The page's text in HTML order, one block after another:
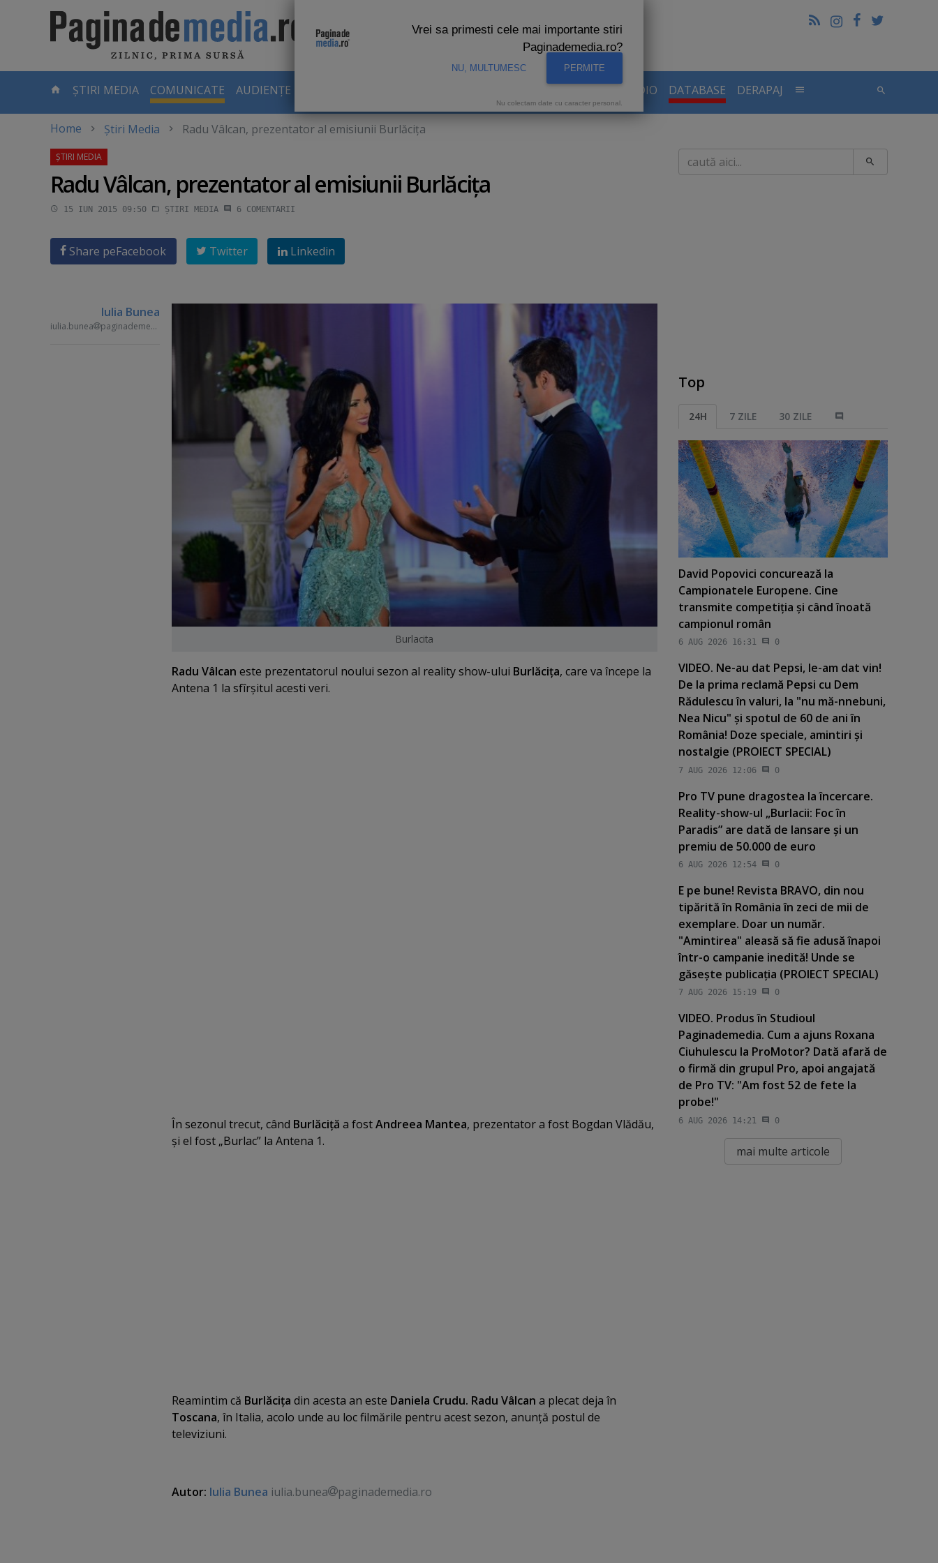
CURENTĂ
ȘTIRI MEDIA COMUNICATE AUDIENȚE TV AUDIENTE RADIO DATABASE DERAPAJ
Home Știri Media Radu Vâlcan, prezentator al emisiunii Burlăciţa
Radu Vâlcan, prezentator al emisiunii Burlăciţa
15 IUN 2015 09:50 ȘTIRI MEDIA 6 COMENTARII
Share peFacebook Twitter Linkedin
Iulia Bunea
iulia.bunea paginademedia.ro
Burlacita
Radu Vâlcan este prezentatorul noului sezon al reality show-ului Burlăciţa, care va începe la
Antena 1 la sfîrşitul acesti veri.
În sezonul trecut, când Burlăciţă a fostAndreea Mantea, prezentator a fost Bogdan Vlădău,
şi el fost „Burlac” la Antena 1.
Reamintim că Burlăciţa din acesta an este Daniela Crudu. Radu Vâlcan a plecat deja în
Toscana, în Italia, acolo unde au loc filmările pentru acest sezon, anunţă postul de
televiziuni.
Autor: Iulia Bunea iulia.bunea paginademedia.ro
Caută
Top
24H 7 ZILE 30 ZILE
David Popovici concurează la
Campionatele Europene. Cine
transmite competiţia şi când înoată
campionul român
6 AUG 2026 16:31 0
VIDEO. Ne-au dat Pepsi, le-am dat vin!
De la prima reclamă Pepsi cu Dem
Rădulescu în valuri, la "nu mă-nnebuni,
Nea Nicu" şi spotul de 60 de ani în
România! Doze speciale, amintiri şi
nostalgie (PROIECT SPECIAL)
7 AUG 2026 12:06 0
Pro TV pune dragostea la încercare.
Reality-show-ul „Burlacii: Foc în
Paradis” are dată de lansare şi un
premiu de 50.000 de euro
6 AUG 2026 12:54 0
E pe bune! Revista BRAVO, din nou
tipărită în România în zeci de mii de
exemplare. Doar un număr.
"Amintirea" aleasă să fie adusă înapoi
într-o campanie inedită! Unde se
găseşte publicaţia (PROIECT SPECIAL)
7 AUG 2026 15:19 0
VIDEO. Produs în Studioul
Paginademedia. Cum a ajuns Roxana
Ciuhulescu la ProMotor? Dată afară de
o firmă din grupul Pro, apoi angajată
de Pro TV: "Am fost 52 de fete la
probe!"
6 AUG 2026 14:21 0
mai multe articole
Vrei sa primesti cele mai importante stiri
Paginademedia.ro?
NU, MULTUMESC PERMITE
Nu colectam date cu caracter personal.